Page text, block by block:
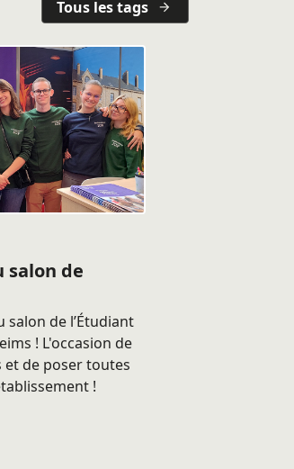
Tous les tags
salon de
de l’Étudiant
! L'occasion de
de poser toutes
!